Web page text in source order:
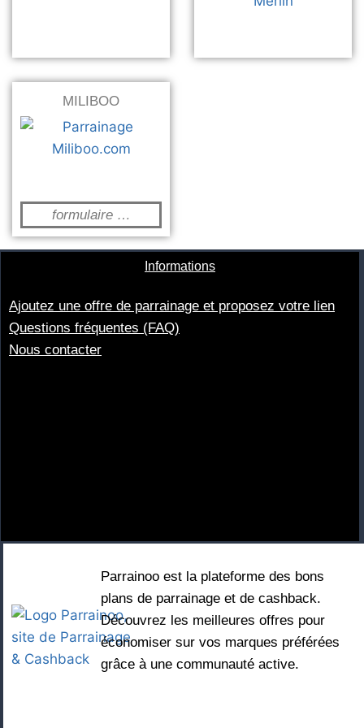
MILIBOO
formulaire …
Informations
Ajoutez une offre de parrainage et proposez votre lien
Questions fréquentes (FAQ)
Nous contacter
Parrainoo est la plateforme des bons
plans de parrainage et de cashback.
Découvrez les meilleures offres pour
économiser sur vos marques préférées
grâce à une communauté active.